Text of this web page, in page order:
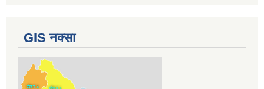
GIS नक्सा